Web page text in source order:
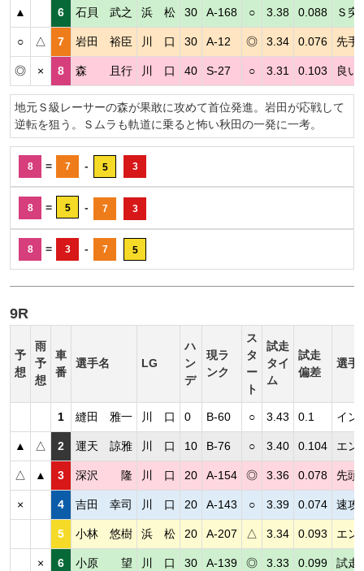
▲ 6 石貝 武之 浜 松 30 A-168 ○ 3.38 0.088 Ｓ突
○ △ 7 岩田 裕臣 川 口 30 A-12 ◎ 3.34 0.076 先手
◎ × 8 森 且行 川 口 40 S-27 ○ 3.31 0.103 良い
地元Ｓ級レーサーの森が果敢に攻めて首位発進。岩田が応戦して
逆転を狙う。Ｓムラも軌道に乗ると怖い秋田の一発に一考。
8 = 7 - 5 3
8 = 5 - 7 3
8 = 3 - 7 5
9R
予
想
雨
予
想
車
番
選手名 LG
ハ
ン
デ
現ラ
ンク
ス
タ
ー
ト
試走
タイ
ム
試走
偏差
選手
1 縫田 雅一 川 口 0 B-60 ○ 3.43 0.1 イン
▲ △ 2 運天 諒雅 川 口 10 B-76 ○ 3.40 0.104 エン
△ ▲ 3 深沢 隆 川 口 20 A-154 ◎ 3.36 0.078 先頭
× 4 吉田 幸司 川 口 20 A-143 ○ 3.39 0.074 速攻
5 小林 悠樹 浜 松 20 A-207 △ 3.34 0.093 エン
× 6 小原 望 川 口 30 A-139 ◎ 3.33 0.099 試走